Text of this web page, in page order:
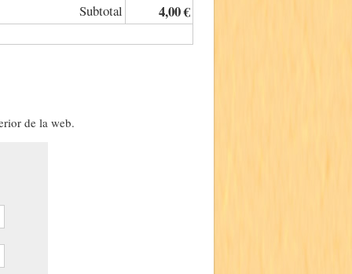
Subtotal 4,00 €
de la web.